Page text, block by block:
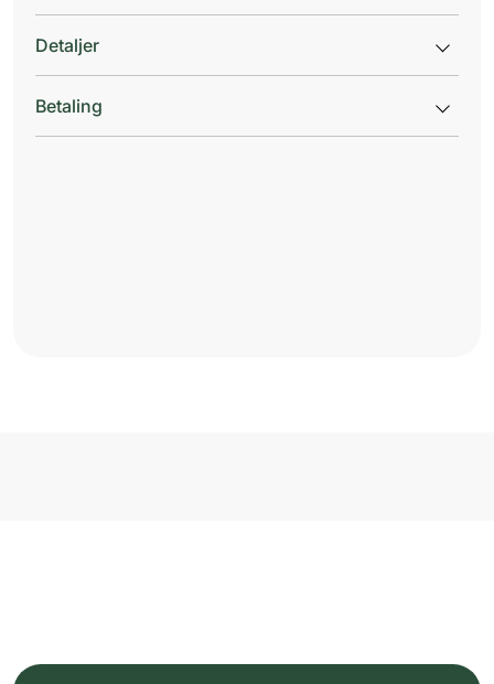
Detaljer
Betaling